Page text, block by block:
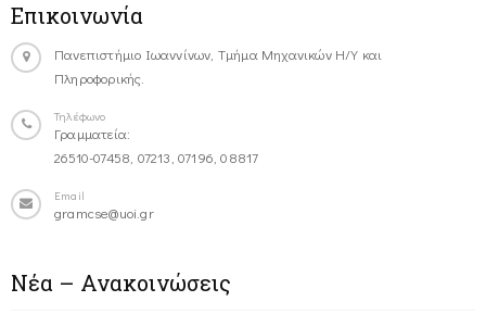
Επικοινωνία
Πανεπιστήμιο Ιωαννίνων, Τμήμα Μηχανικών Η/Υ και
Πληροφορικής.
Τηλέφωνο
Γραμματεία:
26510-07458, 07213, 07196, 08817
Email
gramcse@uoi.gr
Νέα – Ανακοινώσεις